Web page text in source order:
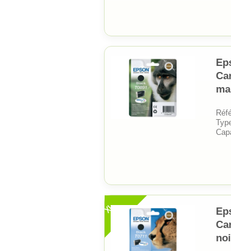
XL